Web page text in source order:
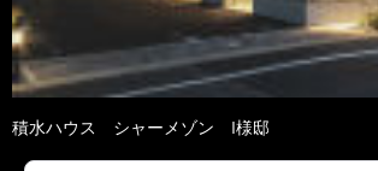
積水ハウス シャーメゾン I様邸